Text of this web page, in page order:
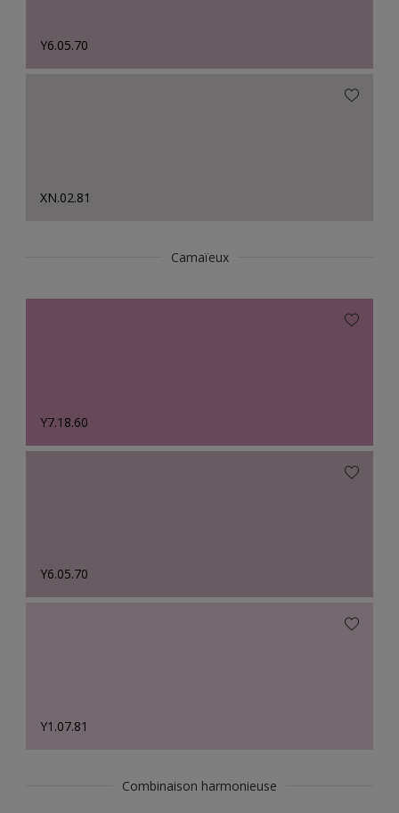
Y6.05.70
XN.02.81
Camaïeux
Y7.18.60
Y6.05.70
Y1.07.81
Combinaison harmonieuse